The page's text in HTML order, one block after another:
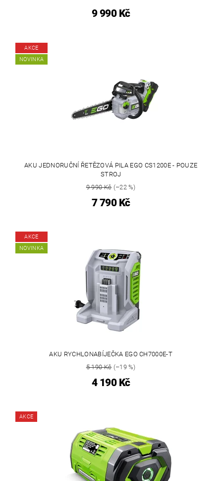
9 990 Kč
AKCE
NOVINKA
AKU JEDNORUČNÍ ŘETĚZOVÁ PILA EGO CS1200E - POUZE
STROJ
9 990 Kč(–22 %)
7 790 Kč
AKCE
NOVINKA
AKU RYCHLONABÍJEČKA EGO CH7000E-T
5 190 Kč(–19 %)
4 190 Kč
AKCE